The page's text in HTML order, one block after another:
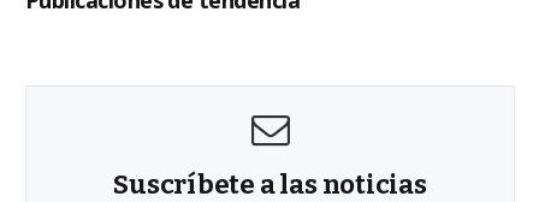
Suscríbete a las noticias